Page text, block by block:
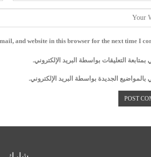
and website in this browser for the next time I
بمتابعة التعليقات بواسطة البريد الإلكتروني.
بالمواضيع الجديدة بواسطة البريد الإلكتروني.